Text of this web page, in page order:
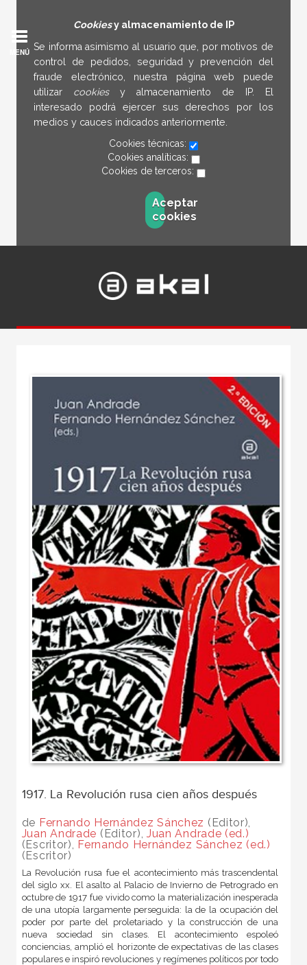
Cookiesy almacenamiento de IP
Se informa asimismo al usuario que, por motivos de
control de pedidos, seguridad y prevención del
fraude electrónico, nuestra página web puede
utilizar cookies y almacenamiento de IP. El
interesado podrá ejercer sus derechos por los
medios y cauces indicados anteriormente.
Cookies técnicas:
Cookies analíticas:
Cookies de terceros:
Aceptar
cookies
MENÚ
1917. La Revolución rusa cien años después
de Fernando Hernández Sánchez (Editor),
Juan Andrade (Editor), Juan Andrade (ed.)
(Escritor), Fernando Hernández Sánchez (ed.)
(Escritor)
La Revolución rusa fue el acontecimiento más trascendental
del siglo xx. El asalto al Palacio de Invierno de Petrogrado en
octubre de 1917 fue vivido como la materialización inesperada
de una utopía largamente perseguida: la de la ocupación del
poder por parte del proletariado y la construcción de una
nueva sociedad sin clases. El acontecimiento espoleó
conciencias, amplió el horizonte de expectativas de las clases
populares e inspiró revoluciones y regímenes políticos por todo